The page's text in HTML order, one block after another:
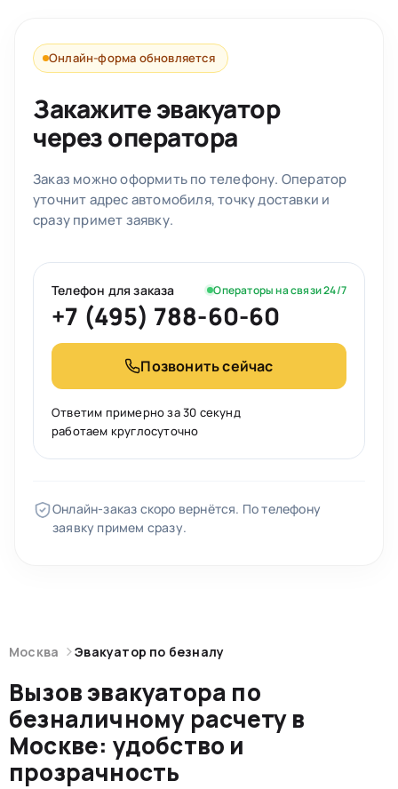
Онлайн-форма обновляется
Закажите эвакуатор
через оператора
Заказ можно оформить по телефону. Оператор
уточнит адрес автомобиля, точку доставки и
сразу примет заявку.
Телефон для заказа Операторы на связи 24/7
+7 (495) 788-60-60
Позвонить сейчас
Ответим примерно за 30 секунд
работаем круглосуточно
Онлайн-заказ скоро вернётся. По телефону
заявку примем сразу.
Москва Эвакуатор по безналу
Вызов эвакуатора по
безналичному расчету в
Москве: удобство и
прозрачность